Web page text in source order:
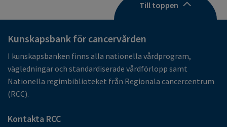
Till toppen
Kunskapsbank för cancervården
I kunskapsbanken finns alla nationella vårdprogram,
vägledningar och standardiserade vårdförlopp samt
Nationella regimbiblioteket från Regionala cancercentrum
(RCC).
Kontakta RCC